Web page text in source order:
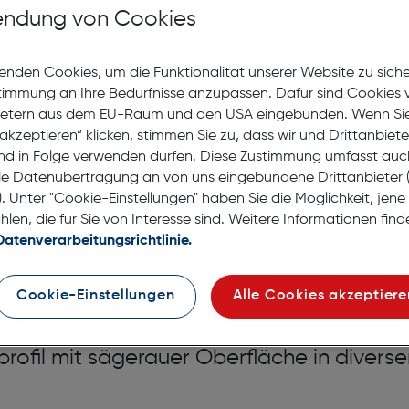
Lagernd | 2 bis 3
Nach Hause liefern
Selbstabholung in
Holz creme
mit sägerauer Oberfläche in
von Cookies
Cookies, um die Funktionalität unserer Website zu
an Ihre Bedürfnisse anzupassen. Dafür sind Cookies
aus dem EU-Raum und den USA eingebunden. Wenn
klicken, stimmen Sie zu, dass wir und
in Folge verwenden dürfen. Diese Zustimmung umfasst
Datenübertragung an von uns eingebundene Drittanbieter
Unter "Cookie-Einstellungen" haben Sie die Möglichkeit,
die für Sie von Interesse sind. Weitere Informationen
Cookie-Einstellungen Alle Cookies